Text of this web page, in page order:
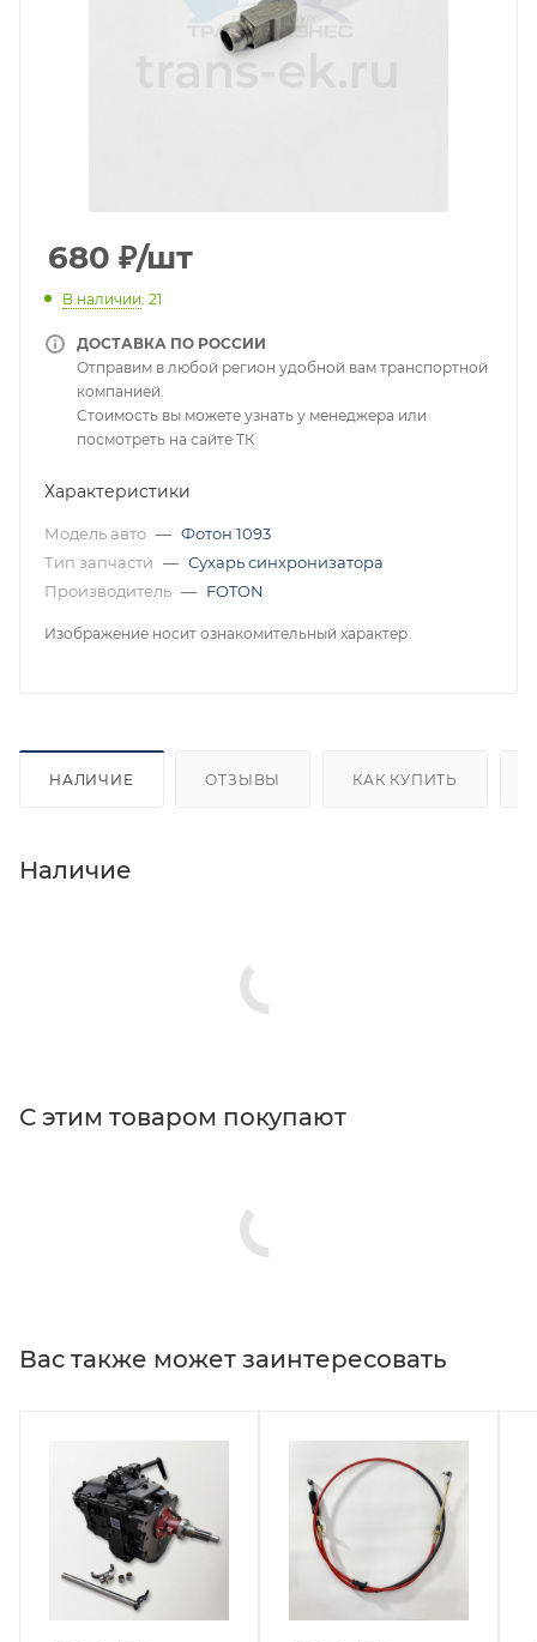
680 ₽/шт
В наличии: 21
ДОСТАВКА ПО РОССИИ
Отправим в любой регион удобной вам транспортной
компанией.
Стоимость вы можете узнать у менеджера или
посмотреть на сайте ТК
Характеристики
Модель авто — Фотон 1093
Тип запчасти — Сухарь синхронизатора
Производитель — FOTON
Изображение носит ознакомительный характер
НАЛИЧИЕ ОТЗЫВЫ КАК КУПИТЬ
Наличие
С этим товаром покупают
Вас также может заинтересовать